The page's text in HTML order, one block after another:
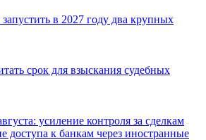
в 2027 году два крупных
срок для взыскания судебных
усиление контроля за сделкам
доступа к банкам через иностранные